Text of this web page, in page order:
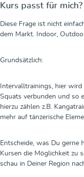
Kurs passt für mich?
Diese Frage ist nicht
dem Markt. Indoor,
Grundsätzlich:
Intervalltrainings, hier
Squats verbunden und so
hierzu zählen z.B.
mehr auf tänzerische
Entscheide, was Du gerne
Kursen die Möglichkeit zu
schau in Deiner Region